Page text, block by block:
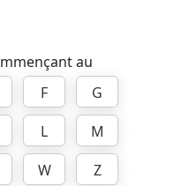
au
F
G
L
M
W
Z